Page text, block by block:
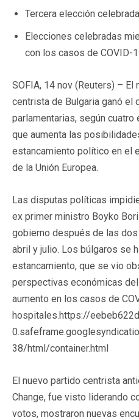
Tercera elección
Elecciones celebradas
con los casos de COVID-
SOFIA, 14 nov (Reuters) –
centrista de Bulgaria ganó el
parlamentarias, según cuatro
que aumenta las
estancamiento político en el
de la Unión Europea.
Las disputas políticas
ex primer ministro Boyko
gobierno después de las
abril y julio. Los búlgaros se
estancamiento, que se vio
perspectivas económicas
aumento en los casos de
hospitales.https://
38/html/container.html
El nuevo partido centrista
Change, fue visto liderando
votos, mostraron nuevas